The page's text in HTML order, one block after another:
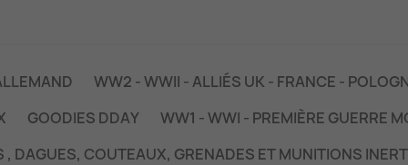
WW2 - WWII - ALLIÉS UK - FRANCE -
GOODIES DDAY
WW1 - WWI - PREMIÈRE GUERRE
, DAGUES, COUTEAUX, GRENADES ET MUNITIONS